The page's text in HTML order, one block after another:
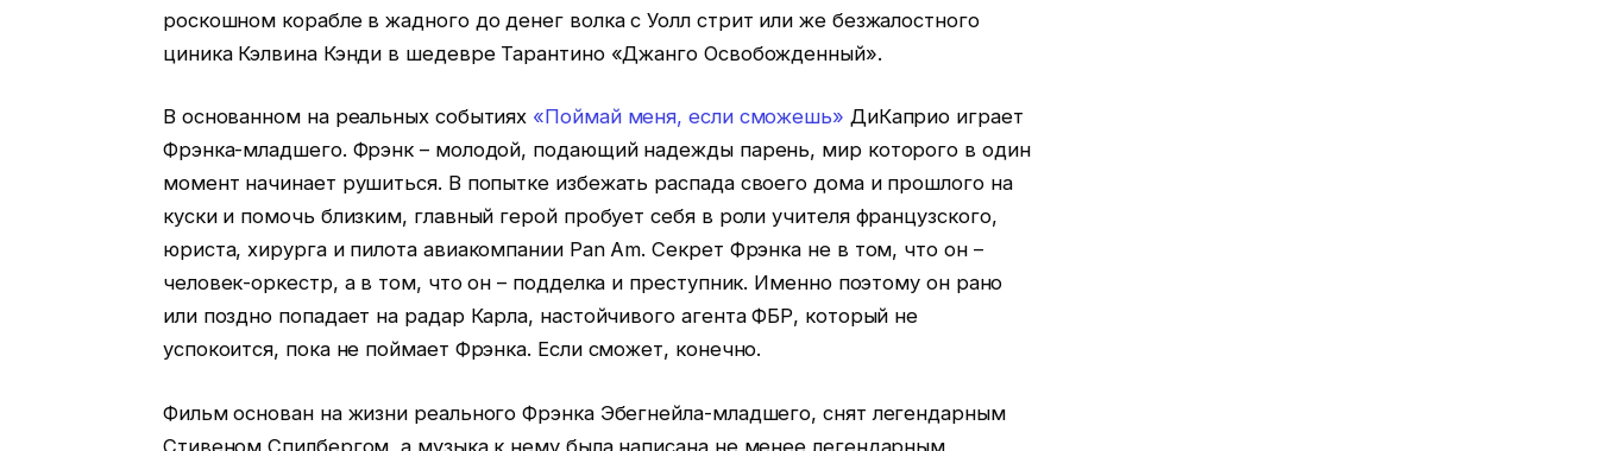
роскошном корабле в жадного до денег волка с Уолл стрит или же безжалостного
циника Кэлвина Кэнди в шедевре Тарантино «Джанго Освобожденный».
В основанном на реальных событиях «Поймай меня, если сможешь» ДиКаприо играет
Фрэнка-младшего. Фрэнк – молодой, подающий надежды парень, мир которого в один
момент начинает рушиться. В попытке избежать распада своего дома и прошлого на
куски и помочь близким, главный герой пробует себя в роли учителя французского,
юриста, хирурга и пилота авиакомпании Pan Am. Секрет Фрэнка не в том, что он –
человек-оркестр, а в том, что он – подделка и преступник. Именно поэтому он рано
или поздно попадает на радар Карла, настойчивого агента ФБР, который не
успокоится, пока не поймает Фрэнка. Если сможет, конечно.
Фильм основан на жизни реального Фрэнка Эбегнейла-младшего, снят легендарным
Стивеном Спилбергом, а музыка к нему была написана не менее легендарным